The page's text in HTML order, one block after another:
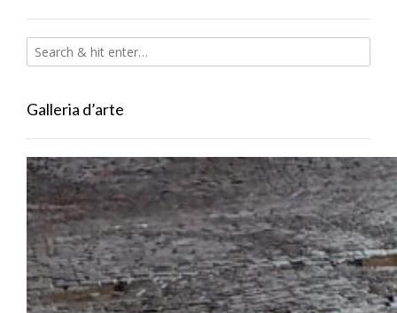
Galleria d’arte